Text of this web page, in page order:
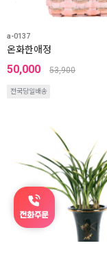
a-0137
온화한애정
50,000 53,900
전국당일배송